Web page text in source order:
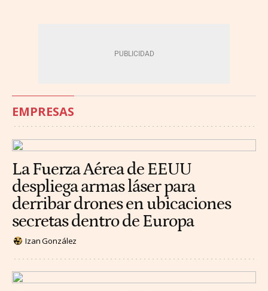
EMPRESAS
La Fuerza Aérea de EEUU
despliega armas láser para
derribar drones en ubicaciones
secretas dentro de Europa
Izan González